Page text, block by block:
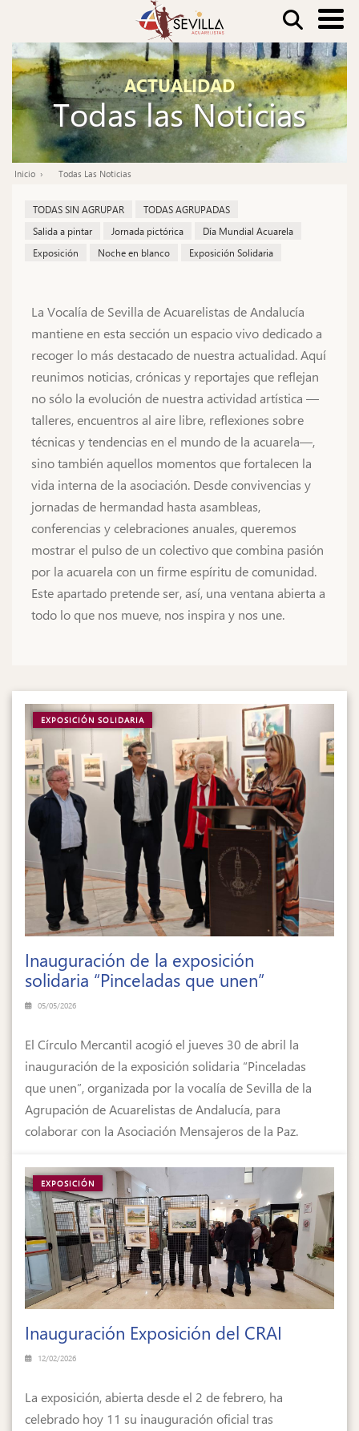
contenido
principal
Buscar
ACTUALIDAD
Todas las Noticias
Ruta
navegación
Inicio Todas Las Noticias
TODAS SIN AGRUPAR
TODAS AGRUPADAS
Salida a pintar
Jornada pictórica
Día Mundial Acuarela
Exposición
Noche en blanco Exposición Solidaria
La Vocalía de Sevilla de Acuarelistas de Andalucía
mantiene en esta sección un espacio vivo dedicado a
recoger lo más destacado de nuestra actualidad. Aquí
reunimos noticias, crónicas y reportajes que reflejan
no sólo la evolución de nuestra actividad artística —
talleres, encuentros al aire libre, reflexiones sobre
técnicas y tendencias en el mundo de la acuarela—,
sino también aquellos momentos que fortalecen la
vida interna de la asociación. Desde convivencias y
jornadas de hermandad hasta asambleas,
conferencias y celebraciones anuales, queremos
mostrar el pulso de un colectivo que combina pasión
por la acuarela con un firme espíritu de comunidad.
Este apartado pretende ser, así, una ventana abierta a
todo lo que nos mueve, nos inspira y nos une.
EXPOSICIÓN SOLIDARIA
Inauguración de la exposición
solidaria “Pinceladas que unen”
05/05/2026
El Círculo Mercantil acogió el jueves 30 de abril la
inauguración de la exposición solidaria “Pinceladas
que unen”, organizada por la vocalía de Sevilla de la
Agrupación de Acuarelistas de Andalucía, para
colaborar con la Asociación Mensajeros de la Paz.
EXPOSICIÓN
Inauguración Exposición del CRAI
12/02/2026
La exposición, abierta desde el 2 de febrero, ha
celebrado hoy 11 su inauguración oficial tras